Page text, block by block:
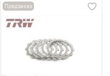
Предзаказ